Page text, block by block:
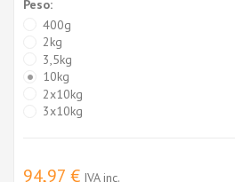
Peso:
400g
2kg
3,5kg
10kg
2x10kg
3x10kg
94,97 € IVA inc.